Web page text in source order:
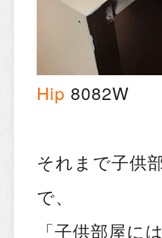
Hip 8082W
それまで子供
で、
「子供部屋に